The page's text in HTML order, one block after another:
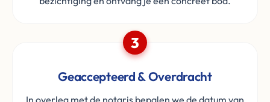
3
Geaccepteerd & Overdracht
In overleg met de notaris bepalen we de datum van